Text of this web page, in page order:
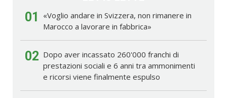
01
«Voglio andare in Svizzera, non rimanere in
Marocco a lavorare in fabbrica»
02 Dopo aver incassato 260'000 franchi di
prestazioni sociali e 6 anni tra ammonimenti
e ricorsi viene finalmente espulso